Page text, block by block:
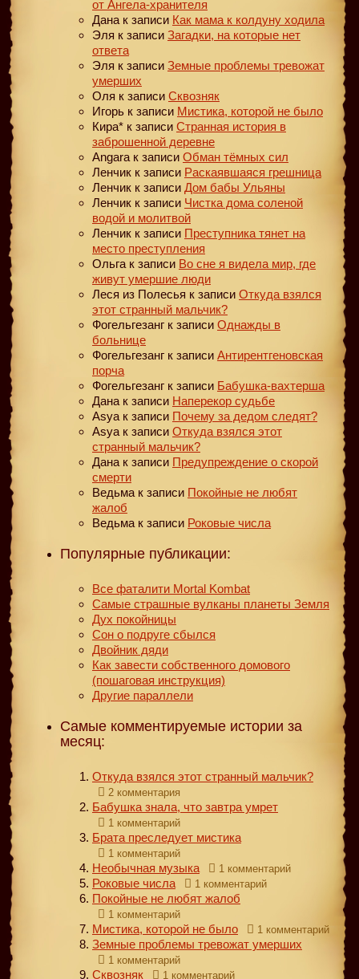
от Ангела-хранителя
Дана к записи Как мама к колдуну ходила
Эля к записи Загадки, на которые нет
ответа
Эля к записи Земные проблемы тревожат
умерших
Оля к записи Сквозняк
Игорь к записи Мистика, которой не было
Кира* к записи Странная история в
заброшенной деревне
Angara к записи Обман тёмных сил
Ленчик к записи Раскаявшаяся грешница
Ленчик к записи Дом бабы Ульяны
Ленчик к записи Чистка дома соленой
водой и молитвой
Ленчик к записи Преступника тянет на
место преступления
Ольга к записи Во сне я видела мир, где
живут умершие люди
Леся из Полесья к записи Откуда взялся
этот странный мальчик?
Фогельгезанг к записи Однажды в
больнице
Фогельгезанг к записи Антирентгеновская
порча
Фогельгезанг к записи Бабушка-вахтерша
Дана к записи Наперекор судьбе
Asya к записи Почему за дедом следят?
Asya к записи Откуда взялся этот
странный мальчик?
Дана к записи Предупреждение о скорой
смерти
Ведьма к записи Покойные не любят
жалоб
Ведьма к записи Роковые числа
Популярные публикации:
Все фаталити Mortal Kombat
Самые страшные вулканы планеты Земля
Дух покойницы
Сон о подруге сбылся
Двойник дяди
Как завести собственного домового
(пошаговая инструкция)
Другие параллели
Самые комментируемые истории за
месяц:
Откуда взялся этот странный мальчик?
2 комментария
Бабушка знала, что завтра умрет
1 комментарий
Брата преследует мистика
1 комментарий
Необычная музыка 1 комментарий
Роковые числа 1 комментарий
Покойные не любят жалоб
1 комментарий
Мистика, которой не было 1 комментарий
Земные проблемы тревожат умерших
1 комментарий
Сквозняк 1 комментарий